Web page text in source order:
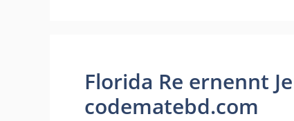
Florida Re ernennt
codematebd.com